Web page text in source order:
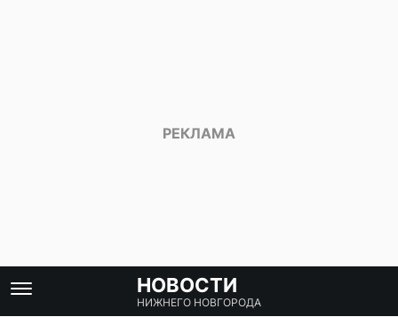
НОВОСТИ
НИЖНЕГО НОВГОРОДА